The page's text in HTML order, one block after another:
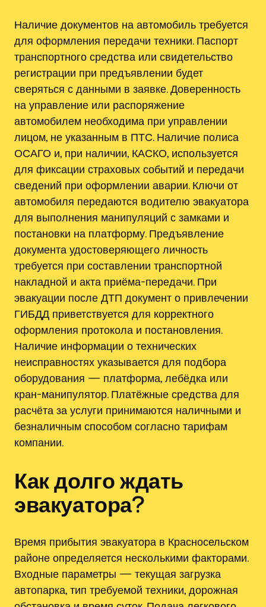
Наличие документов на автомобиль требуется
для оформления передачи техники. Паспорт
транспортного средства или свидетельство
регистрации при предъявлении будет
сверяться с данными в заявке. Доверенность
на управление или распоряжение
автомобилем необходима при управлении
лицом, не указанным в ПТС. Наличие полиса
ОСАГО и, при наличии, КАСКО, используется
для фиксации страховых событий и передачи
сведений при оформлении аварии. Ключи от
автомобиля передаются водителю эвакуатора
для выполнения манипуляций с замками и
постановки на платформу. Предъявление
документа удостоверяющего личность
требуется при составлении транспортной
накладной и акта приёма-передачи. При
эвакуации после ДТП документ о привлечении
ГИБДД приветствуется для корректного
оформления протокола и постановления.
Наличие информации о технических
неисправностях указывается для подбора
оборудования — платформа, лебёдка или
кран-манипулятор. Платёжные средства для
расчёта за услуги принимаются наличными и
безналичным способом согласно тарифам
компании.
Как долго ждать
эвакуатора?
Время прибытия эвакуатора в Красносельском
районе определяется несколькими факторами.
Входные параметры — текущая загрузка
автопарка, тип требуемой техники, дорожная